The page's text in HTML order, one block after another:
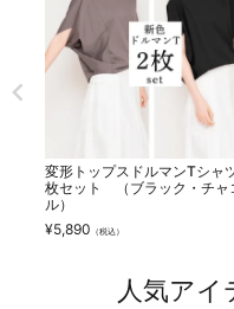
変形トップスドルマンTシャ
枚セット （ブラック・チャ
ル）
¥5,890 （税込）
人気ア